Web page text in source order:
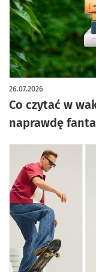
Co czytać w
naprawdę
26.07.2026
artykuł z galerią